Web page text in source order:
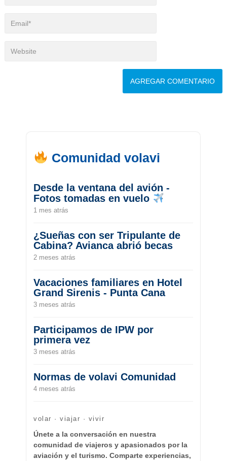
Comunidad volavi
Desde la ventana del avión -
Fotos tomadas en vuelo
1 mes atrás
¿Sueñas con ser Tripulante de
Cabina? Avianca abrió becas
2 meses atrás
Vacaciones familiares en Hotel
Grand Sirenis - Punta Cana
3 meses atrás
Participamos de IPW por
primera vez
3 meses atrás
Normas de volavi Comunidad
4 meses atrás
volar · viajar · vivir
Únete a la conversación en nuestra
comunidad de viajeros y apasionados por la
aviación y el turismo. Comparte experiencias,